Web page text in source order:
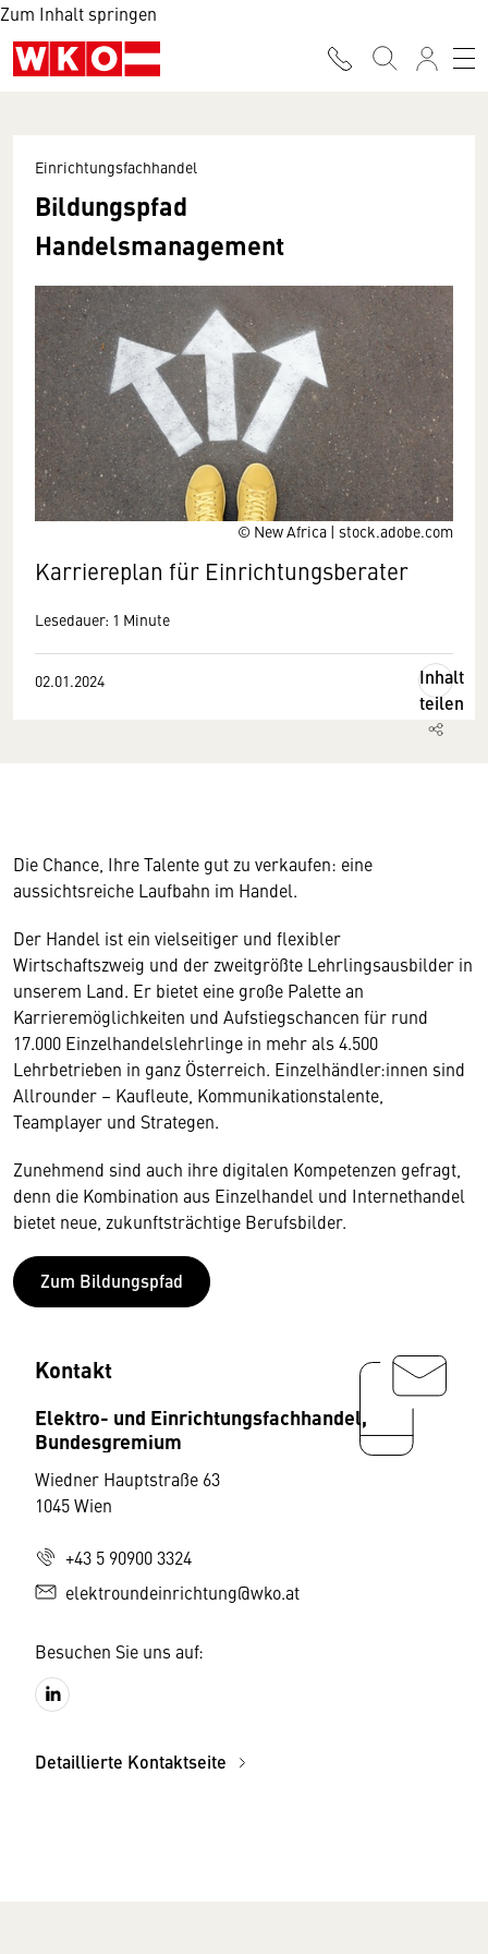
Zum Inhalt springen
© New Africa | stock.adobe.com
Einrichtungsfachhandel
Bildungspfad
Handelsmanagement
Karriereplan für Einrichtungsberater
Lesedauer: 1 Minute
02.01.2024
Inhalt
teilen
Die Chance, Ihre Talente gut zu verkaufen: eine
aussichtsreiche Laufbahn im Handel.
Der Handel ist ein vielseitiger und flexibler
Wirtschaftszweig und der zweitgrößte Lehrlingsausbilder in
unserem Land. Er bietet eine große Palette an
Karrieremöglichkeiten und Aufstiegschancen für rund
17.000 Einzelhandelslehrlinge in mehr als 4.500
Lehrbetrieben in ganz Österreich. Einzelhändler:innen sind
Allrounder – Kaufleute, Kommunikationstalente,
Teamplayer und Strategen.
Zunehmend sind auch ihre digitalen Kompetenzen gefragt,
denn die Kombination aus Einzelhandel und Internethandel
bietet neue, zukunftsträchtige Berufsbilder.
Zum Bildungspfad
Kontakt
Elektro- und Einrichtungsfachhandel,
Bundesgremium
Wiedner Hauptstraße 63
1045 Wien
+43 5 90900 3324
elektroundeinrichtung@wko.at
Besuchen Sie uns auf:
Detaillierte Kontaktseite